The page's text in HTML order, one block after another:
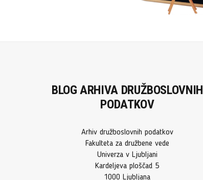
BLOG ARHIVA DRUŽBOSLOVNIH
PODATKOV
Arhiv družboslovnih podatkov
Fakulteta za družbene vede
Univerza v Ljubljani
Kardeljeva ploščad 5
1000 Ljubljana